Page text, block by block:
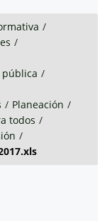
/
/
pública /
/ Planeación /
todos /
/